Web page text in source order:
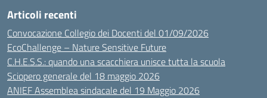
Articoli recenti
Convocazione Collegio dei Docenti del 01/09/2026
EcoChallenge – Nature Sensitive Future
C.H.E.S.S.: quando una scacchiera unisce tutta la scuola
Sciopero generale del 18 maggio 2026
ANIEF Assemblea sindacale del 19 Maggio 2026